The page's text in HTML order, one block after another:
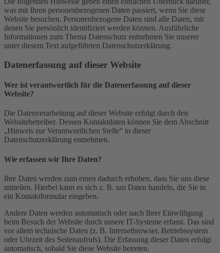
was mit Ihren personenbezogenen Daten passiert, wenn Sie diese
Website besuchen. Personenbezogene Daten sind alle Daten, mit
denen Sie persönlich identifiziert werden können. Ausführliche
Informationen zum Thema Datenschutz entnehmen Sie unserer
unter diesem Text aufgeführten Datenschutzerklärung.
Datenerfassung auf dieser Website
Wer ist verantwortlich für die Datenerfassung auf dieser
Website?
Die Datenverarbeitung auf dieser Website erfolgt durch den
Websitebetreiber. Dessen Kontaktdaten können Sie dem Abschnitt
„Hinweis zur Verantwortlichen Stelle“ in dieser
Datenschutzerklärung entnehmen.
Wie erfassen wir Ihre Daten?
Ihre Daten werden zum einen dadurch erhoben, dass Sie uns diese
mitteilen. Hierbei kann es sich z. B. um Daten handeln, die Sie in
ein Kontaktformular eingeben.
Andere Daten werden automatisch oder nach Ihrer Einwilligung
beim Besuch der Website durch unsere IT-Systeme erfasst. Das sind
vor allem technische Daten (z. B. Internetbrowser, Betriebssystem
oder Uhrzeit des Seitenaufrufs). Die Erfassung dieser Daten erfolgt
automatisch, sobald Sie diese Website betreten.